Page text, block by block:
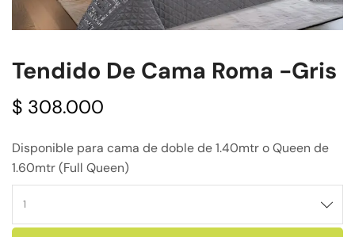
Tendido De Cama Roma -Gris
$ 308.000
Disponible para cama de doble de 1.40mtr o Queen de
1.60mtr (Full Queen)